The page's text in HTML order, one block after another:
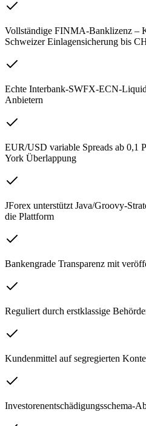
Vollständige FINMA-Banklizenz –
Schweizer Einlagensicherung bis
Echte Interbank-SWFX-ECN-
Anbietern
EUR/USD variable Spreads ab 0,1
York Überlappung
JForex unterstützt Java/Groovy-
die Plattform
Bankengrade Transparenz mit
Reguliert durch erstklassige
Kundenmittel auf segregierten
Investorenentschädigungsschema-